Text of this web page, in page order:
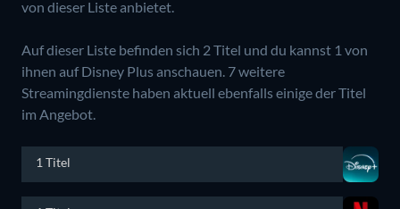
von dieser Liste anbietet.
Auf dieser Liste befinden sich 2 Titel und du kannst 1 von
ihnen auf Disney Plus anschauen. 7 weitere
Streamingdienste haben aktuell ebenfalls einige der Titel
im Angebot.
1 Titel